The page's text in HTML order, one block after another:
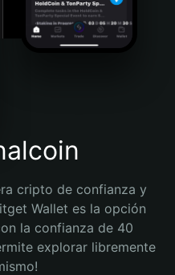
cripto de confianza y
Wallet es la opción
la confianza de 40
explorar libremente